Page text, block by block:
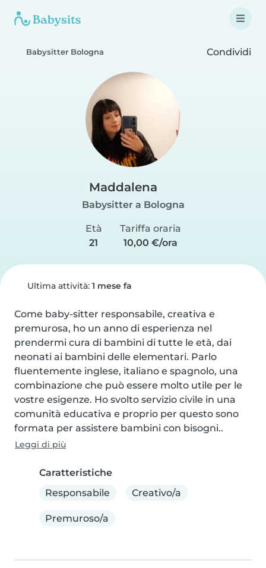
Babysitter Bologna Condividi
Maddalena
Babysitter a Bologna
Età
21
Tariffa oraria
10,00 €/ora
Ultima attività: 1 mese fa
Come baby-sitter responsabile, creativa e
premurosa, ho un anno di esperienza nel
prendermi cura di bambini di tutte le età, dai
neonati ai bambini delle elementari. Parlo
fluentemente inglese, italiano e spagnolo, una
combinazione che può essere molto utile per le
vostre esigenze. Ho svolto servizio civile in una
comunità educativa e proprio per questo sono
formata per assistere bambini con bisogni..
Leggi di più
Caratteristiche
Responsabile
Creativo/a
Premuroso/a